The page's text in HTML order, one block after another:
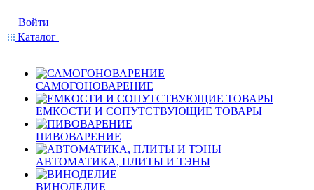
Войти
Каталог
САМОГОНОВАРЕНИЕ
ЕМКОСТИ И СОПУТСТВУЮЩИЕ ТОВАРЫ
ПИВОВАРЕНИЕ
АВТОМАТИКА, ПЛИТЫ И ТЭНЫ
ВИНОДЕЛИЕ